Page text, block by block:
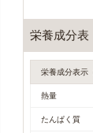
栄養成分表
栄養成分表示
熱量
たんぱく質